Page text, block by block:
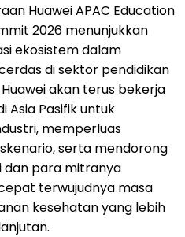
Huawei APAC Education
2026 menunjukkan
ekosistem dalam
di sektor pendidikan
akan terus bekerja
Asia Pasifik untuk
memperluas
serta mendorong
dan para mitranya
terwujudnya masa
kesehatan yang lebih